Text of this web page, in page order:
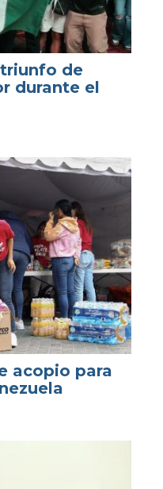
triunfo de
durante el
acopio para